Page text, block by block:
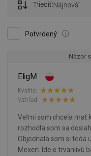
Potvrdený
Triediť:Najnovší
Názor
EligM
Kvalita:
Vzhľad:
Veľmi som chcela mať
rozhodla som sa
Objednala som si teda
Mexen. Ide o trvanlivú